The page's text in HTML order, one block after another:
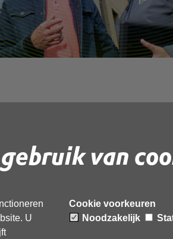
van
U
Cookie voorkeuren
Noodzakelijk
rapport
26 sept